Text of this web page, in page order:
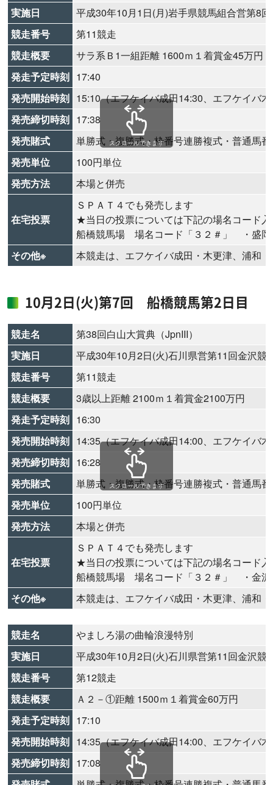
実施日
平成30年10月1日(月)岩手県競馬組合営第8
競走番号
第11競走
競走概要
サラ系Ｂ1一組距離 1600ｍ１着賞金45万円
発走予定時刻 17:40
発売開始時刻 15:10（エフケイバ成田14:30、エフケイバ
発売締切時刻 17:38
発売賭式
単勝式・複勝式・枠番号連勝複式・普通馬
発売単位
100円単位
発売方法
本場と併売
在宅投票
ＳＰＡＴ４でも発売します
★当日の投票については下記の場名コード
船橋競馬場 場名コード「３２＃」 ・盛
その他※
本競走は、エフケイバ成田・木更津、浦和
スクロールできます
10月2日(火)第7回 船橋競馬第2日目
競走名
第38回白山大賞典（JpnIII）
実施日
平成30年10月2日(火)石川県営第11回金沢
競走番号
第11競走
競走概要
3歳以上距離 2100ｍ１着賞金2100万円
発走予定時刻 16:30
発売開始時刻 14:35（エフケイバ成田14:00、エフケイバ
発売締切時刻 16:28
発売賭式
単勝式・複勝式・枠番号連勝複式・普通馬
発売単位
100円単位
発売方法
本場と併売
在宅投票
ＳＰＡＴ４でも発売します
★当日の投票については下記の場名コード
船橋競馬場 場名コード「３２＃」 ・金
その他※
本競走は、エフケイバ成田・木更津、浦和
スクロールできます
競走名
やましろ湯の曲輪浪漫特別
実施日
平成30年10月2日(火)石川県営第11回金沢
競走番号
第12競走
競走概要
Ａ２－①距離 1500ｍ１着賞金60万円
発走予定時刻 17:10
発売開始時刻 14:35（エフケイバ成田14:00、エフケイバ
発売締切時刻 17:08